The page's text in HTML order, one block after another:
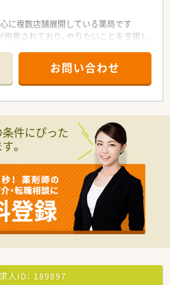
に複数店舗展開している薬局です
意されており、やりたいことを支援し
のこと、接客・サービスのプロとして
ー講習など人間性を高めてくれる内容
お問い合わせ
件にぴった
。
人ID： 189897